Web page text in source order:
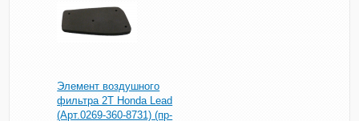
Элемент воздушного
фильтра 2T Honda Lead
(Арт.0269-360-8731) (пр-